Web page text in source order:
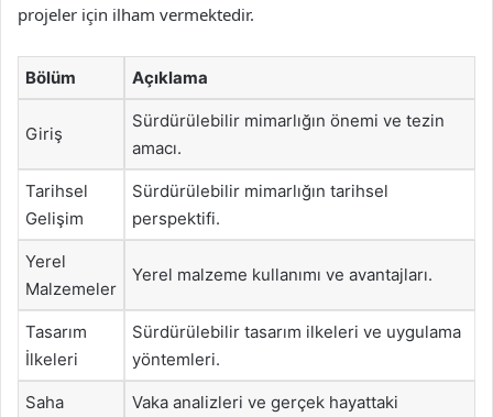
projeler için ilham vermektedir.
Bölüm Açıklama
Giriş
Sürdürülebilir mimarlığın önemi ve tezin
amacı.
Tarihsel
Gelişim
Sürdürülebilir mimarlığın tarihsel
perspektifi.
Yerel
Malzemeler
Yerel malzeme kullanımı ve avantajları.
Tasarım
İlkeleri
Sürdürülebilir tasarım ilkeleri ve uygulama
yöntemleri.
Saha
Vaka analizleri ve gerçek hayattaki